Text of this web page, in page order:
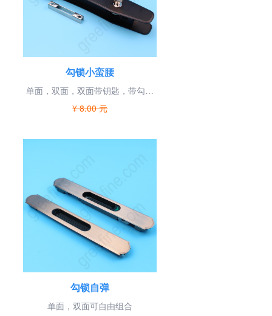
勾锁小蛮腰
单面，双面，双面带钥匙，带勾，
自调，拨叉款自由组合
¥ 8.00 元
勾锁自弹
单面，双面可自由组合